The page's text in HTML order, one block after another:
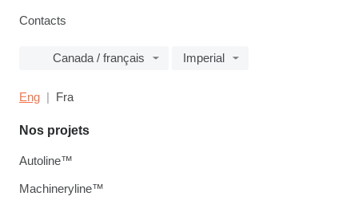
Contacts
Canada / français Imperial
Eng Fra
Nos projets
Autoline™
Machineryline™